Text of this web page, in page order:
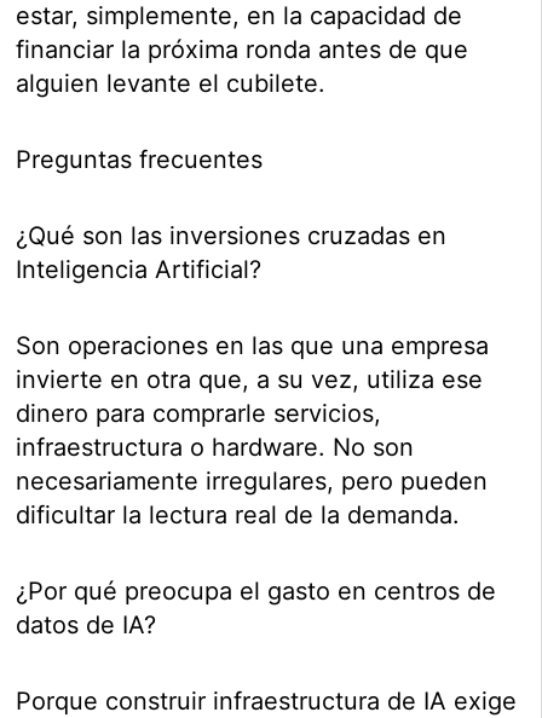
estar, simplemente, en la capacidad de
financiar la próxima ronda antes de que
alguien levante el cubilete.
Preguntas frecuentes
¿Qué son las inversiones cruzadas en
Inteligencia Artificial?
Son operaciones en las que una empresa
invierte en otra que, a su vez, utiliza ese
dinero para comprarle servicios,
infraestructura o hardware. No son
necesariamente irregulares, pero pueden
dificultar la lectura real de la demanda.
¿Por qué preocupa el gasto en centros de
datos de IA?
Porque construir infraestructura de IA exige